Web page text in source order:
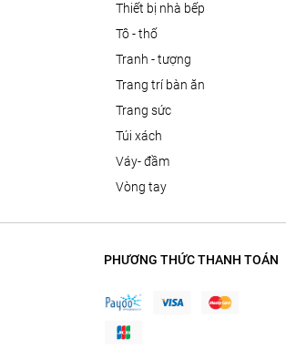
thiết bị nhà bếp
tô - thố
tranh - tượng
trang trí bàn ăn
trang sức
túi xách
váy- đầm
vòng tay
PHƯƠNG THỨC THANH TOÁN